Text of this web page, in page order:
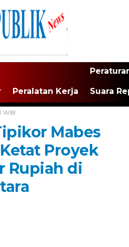
Peralatan Kerja Suara
WIB
Mabes
Proyek
Rupiah di